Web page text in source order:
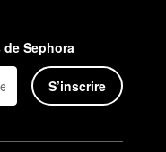
Sephora
S’inscrire